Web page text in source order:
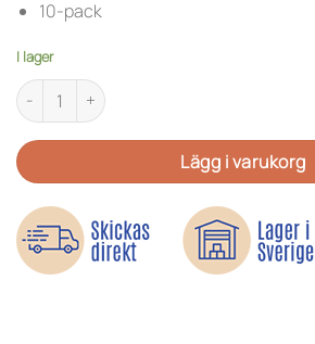
10-pack
I lager
Rengöringsdukar till skorna mängd
Lägg i varukorg